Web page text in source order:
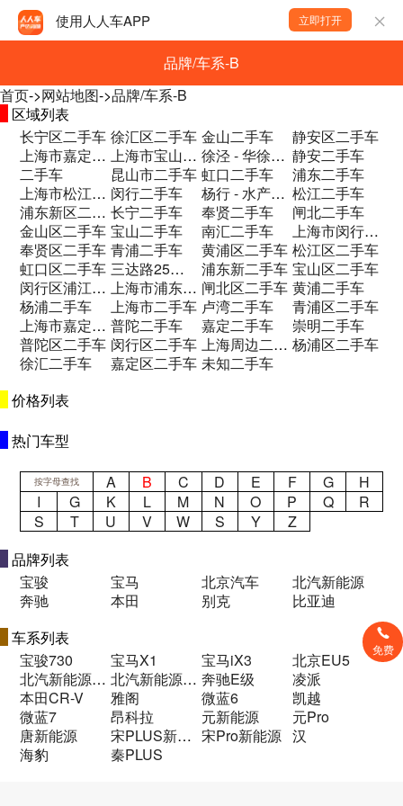
使用人人车APP 立即打开
品牌/车系-B
首页->网站地图->品牌/车系-B
区域列表
长宁区二手车 徐汇区二手车 金山二手车
静安区二手车
上海市嘉定区博园路969号 二手车
上海市宝山区纪蕰路102号B2二手车 徐泾 - 华徐公路289号二手车 静安二手车
二手车
昆山市二手车 虹口二手车
浦东二手车
上海市松江区梅家浜路209号.A栋103二手车 闵行二手车 杨行 - 水产路1699号二手车 松江二手车
浦东新区二手车 长宁二手车 奉贤二手车
闸北二手车
金山区二手车 宝山二手车 南汇二手车
上海市闵行区银都路2538号二手车
奉贤区二手车 青浦二手车 黄浦区二手车 松江区二手车
虹口区二手车
三达路25号2幢 二手车 浦东新二手车 宝山区二手车
闵行区浦江镇三达路25号二手车
上海市浦东新区沪南公路4777号4楼二手车 闸北区二手车 黄浦二手车
杨浦二手车
上海市二手车 卢湾二手车
青浦区二手车
上海市嘉定区嘉罗公路2717号二手车 普陀二手车 嘉定二手车
崇明二手车
普陀区二手车 闵行区二手车 上海周边二手车 杨浦区二手车
徐汇二手车
嘉定区二手车 未知二手车
价格列表
热门车型
按字母查找 A B C D E F G
H
I
G K L M N O P Q
R
S
T U V W S Y
Z
品牌列表
宝骏
宝马 北京汽车
北汽新能源
奔驰
本田 别克
比亚迪
车系列表
宝骏730
宝马X1 宝马iX3
北京EU5
北汽新能源EX
北汽新能源EV 奔驰E级
凌派
本田CR-V
雅阁 微蓝6
凯越
微蓝7
昂科拉 元新能源
元Pro
唐新能源
宋PLUS新能源 宋Pro新能源 汉
海豹
秦PLUS
免费